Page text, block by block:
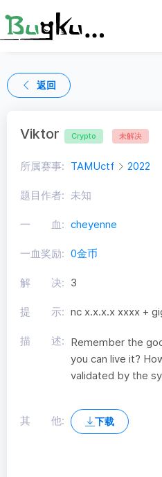
返回
Viktor Crypto 未解决
所属赛事: TAMUctf 2022
题目作者: 未知
一 血: cheyenne
一血奖励: 0金币
解 决: 3
提 示: nc x.x.x.x xxxx +
描 述: Remember the
you can live it?
validated by the
其 他: 下载